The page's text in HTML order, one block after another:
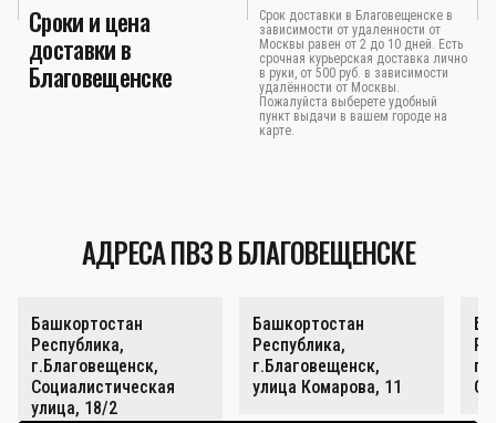
Сроки и цена
доставки в
Благовещенске
Срок доставки в Благовещенске в
зависимости от удаленности от
Москвы равен от 2 до 10 дней. Есть
срочная курьерская доставка лично
в руки, от 500 руб. в зависимости
удалённости от Москвы.
Пожалуйста выберете удобный
пункт выдачи в вашем городе на
карте.
АДРЕСА ПВЗ В БЛАГОВЕЩЕНСКЕ
Башкортостан
Республика,
г.Благовещенск,
Социалистическая
улица, 18/2
Башкортостан
Республика,
г.Благовещенск,
улица Комарова, 11